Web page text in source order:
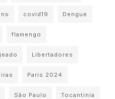
covid19 Dengue
flamengo
Libertadores
Paris 2024
São Paulo Tocantinia